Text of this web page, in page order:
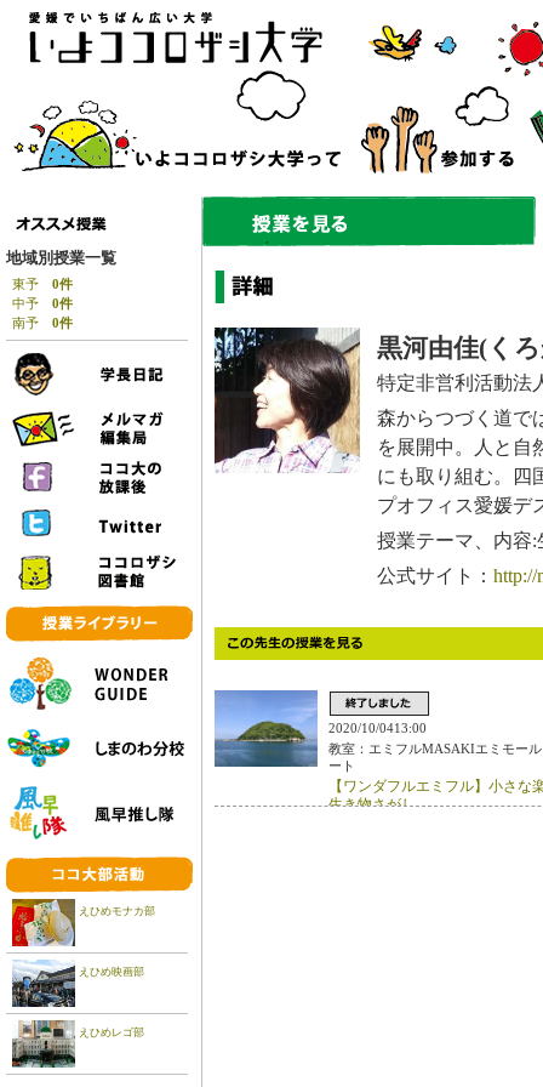
地域別授業一覧
東予 0件
中予 0件
南予 0件
えひめモナカ部
えひめ映画部
えひめレゴ部
黒河由佳(く
特定非営利活動法
森からつづく道で
を展開中。人と自
にも取り組む。四
プオフィス愛媛デ
授業テーマ、内容
公式サイト： http://
2020/10/0413:00
教室：エミフルMASAKIエミモー
ート
【ワンダフルエミフル】小さな
生き物さがし